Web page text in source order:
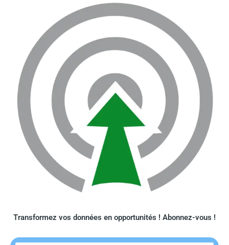
Transformez vos données en opportunités ! Abonnez-vous !​